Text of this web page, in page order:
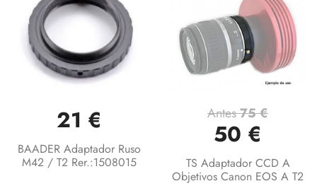
21 €
BAADER Adaptador Ruso
M42 / T2 Rer.:1508015
Antes75 €
50 €
TS Adaptador CCD A
Objetivos Canon EOS A T2